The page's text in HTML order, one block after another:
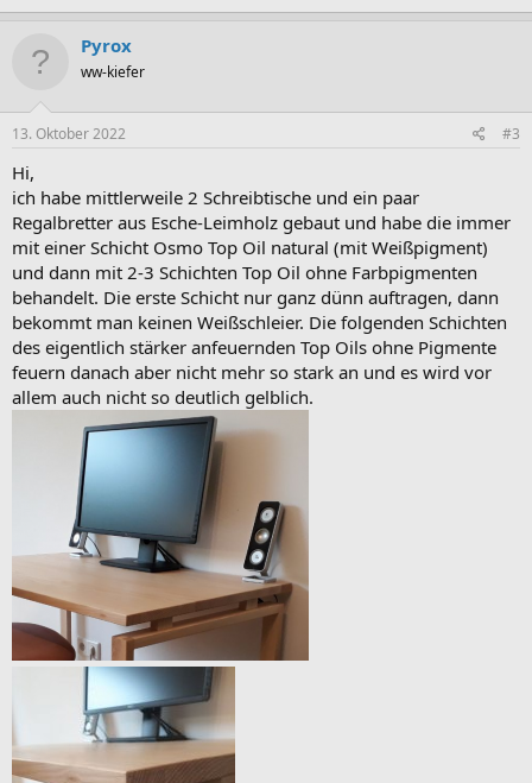
Pyrox
ww-kiefer
13. Oktober 2022 #3
Hi,
ich habe mittlerweile 2 Schreibtische und ein paar
Regalbretter aus Esche-Leimholz gebaut und habe die immer
mit einer Schicht Osmo Top Oil natural (mit Weißpigment)
und dann mit 2-3 Schichten Top Oil ohne Farbpigmenten
behandelt. Die erste Schicht nur ganz dünn auftragen, dann
bekommt man keinen Weißschleier. Die folgenden Schichten
des eigentlich stärker anfeuernden Top Oils ohne Pigmente
feuern danach aber nicht mehr so stark an und es wird vor
allem auch nicht so deutlich gelblich.